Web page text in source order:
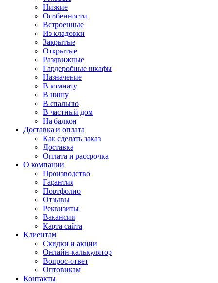
Низкие
Особенности
Встроенные
Из кладовки
Закрытые
Открытые
Раздвижные
Гардеробные шкафы
Назначение
В комнату
В нишу
В спальню
В частный дом
На балкон
Доставка и оплата
Как сделать заказ
Доставка
Оплата и рассрочка
О компании
Производство
Гарантия
Портфолио
Отзывы
Реквизиты
Вакансии
Карта сайта
Клиентам
Скидки и акции
Онлайн-калькулятор
Вопрос-ответ
Оптовикам
Контакты